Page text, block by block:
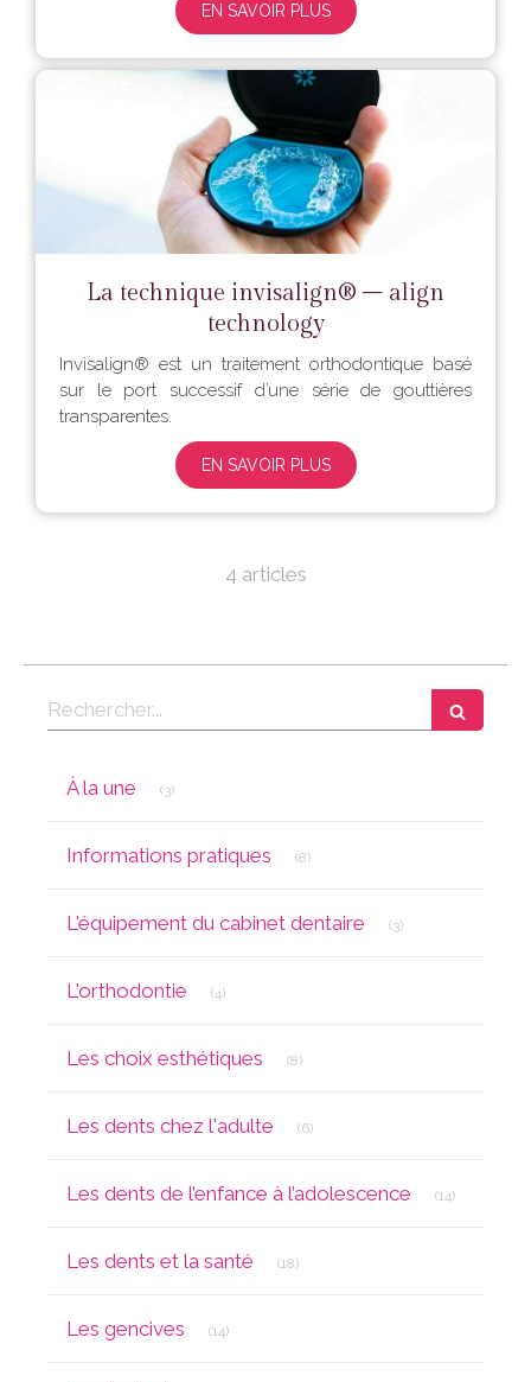
EN SAVOIR PLUS
La technique invisalign® – align
technology
Invisalign® est un traitement orthodontique basé
sur le port successif d’une série de gouttières
transparentes.
EN SAVOIR PLUS
4 articles
Rechercher
À la une (3)
Informations pratiques (8)
L'équipement du cabinet dentaire (3)
L'orthodontie (4)
Les choix esthétiques (8)
Les dents chez l'adulte (6)
Les dents de l’enfance à l’adolescence (14)
Les dents et la santé (18)
Les gencives (14)